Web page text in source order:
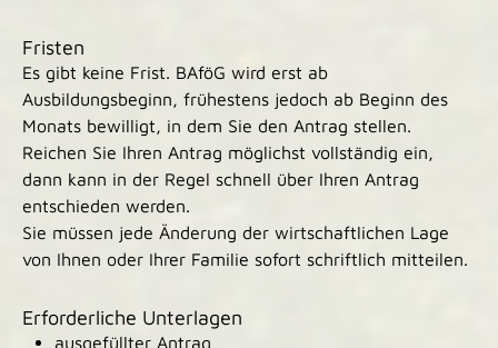
Fristen
Es gibt keine Frist. BAföG wird erst ab
Ausbildungsbeginn, frühestens jedoch ab Beginn des
Monats bewilligt, in dem Sie den Antrag stellen.
Reichen Sie Ihren Antrag möglichst vollständig ein,
dann kann in der Regel schnell über Ihren Antrag
entschieden werden.
Sie müssen jede Änderung der wirtschaftlichen Lage
von Ihnen oder Ihrer Familie sofort schriftlich mitteilen.
Erforderliche Unterlagen
ausgefüllter Antrag